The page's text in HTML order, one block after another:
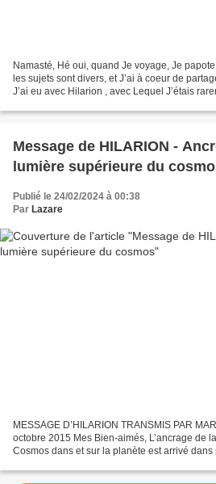
Namasté, Hé oui, quand Je voyage, Je
les sujets sont divers, et J’ai à coeur de
J’ai eu avec Hilarion , avec Lequel J’étais
Message de HILARION -
lumière supérieure du
Publié le 24/02/2024 à 00:38
Par Lazare
MESSAGE D’HILARION TRANSMIS PAR
octobre 2015 Mes Bien-aimés, L’ancrage de
Cosmos dans et sur la planète est arrivé